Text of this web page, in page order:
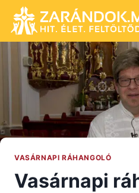
content
VASÁRNAPI RÁHANGOLÓ
Vasárnapi